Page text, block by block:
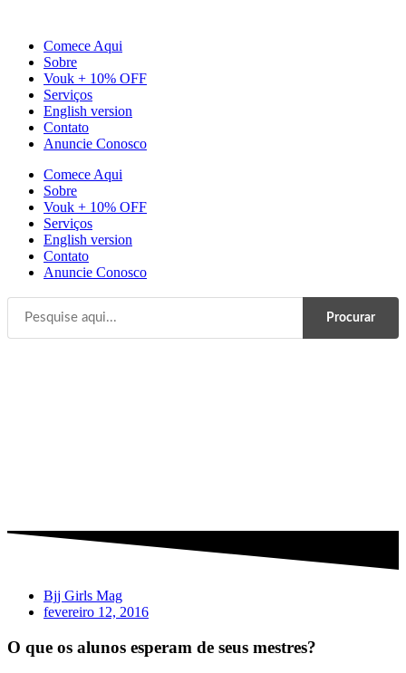
conteúdo
Comece Aqui
Sobre
Vouk + 10% OFF
Serviços
English version
Contato
Anuncie Conosco
Comece Aqui
Sobre
Vouk + 10% OFF
Serviços
English version
Contato
Anuncie Conosco
Procurar
Bjj Girls Mag
fevereiro 12, 2016
O que os alunos esperam de seus mestres?